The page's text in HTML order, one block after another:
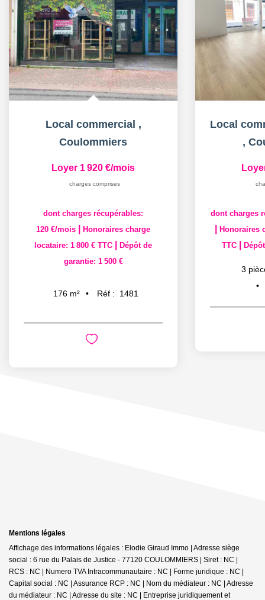
Local commercial ,
Coulommiers
Loyer 1 920 €/mois
charges comprises
dont charges récupérables:
120 €/mois
Honoraires charge
locataire: 1 800 € TTC
Dépôt de
garantie: 1 500 €
176 m² Réf : 1481
,
dont charges
Honoraires
TTC
3
Mentions légales
Affichage des informations légales : Elodie Giraud Immo | Adresse siège
social : 6 rue du Palais de Justice - 77120 COULOMMIERS | Siret : NC |
RCS : NC | Numero TVA Intracommunautaire : NC | Forme juridique : NC |
Capital social : NC | Assurance RCP : NC | Nom du médiateur : NC | Adresse
du médiateur : NC | Adresse du site : NC | Entreprise juridiquement et